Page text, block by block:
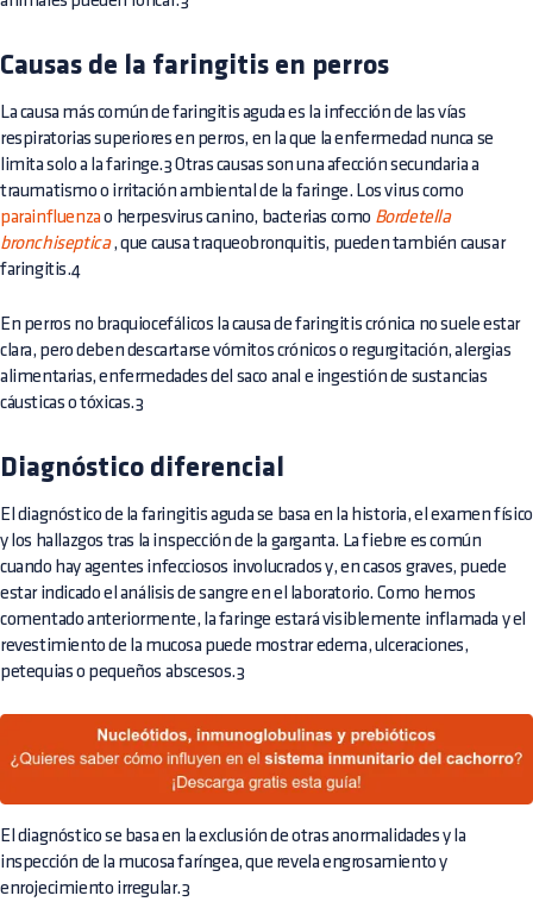
Causas de la faringitis en perros
La causa más común de faringitis aguda es la infección de las vías
respiratorias superiores en perros, en la que la enfermedad nunca se
limita solo a la faringe.3 Otras causas son una afección secundaria a
traumatismo o irritación ambiental de la faringe. Los virus como
parainfluenza o herpesvirus canino, bacterias como Bordetella
bronchiseptica, que causa traqueobronquitis, pueden también causar
faringitis.4
En perros no braquiocefálicos la causa de faringitis crónica no suele estar
clara, pero deben descartarse vómitos crónicos o regurgitación, alergias
alimentarias, enfermedades del saco anal e ingestión de sustancias
cáusticas o tóxicas.3
Diagnóstico diferencial
El diagnóstico de la faringitis aguda se basa en la historia, el examen físico
y los hallazgos tras la inspección de la garganta. La fiebre es común
cuando hay agentes infecciosos involucrados y, en casos graves, puede
estar indicado el análisis de sangre en el laboratorio. Como hemos
comentado anteriormente, la faringe estará visiblemente inflamada y el
revestimiento de la mucosa puede mostrar edema, ulceraciones,
petequias o pequeños abscesos.3
El diagnóstico se basa en la exclusión de otras anormalidades y la
inspección de la mucosa faríngea, que revela engrosamiento y
enrojecimiento irregular.3